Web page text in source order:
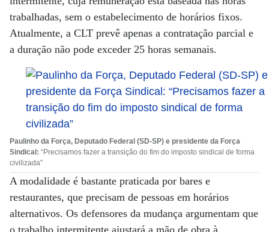
trabalhadas, sem o estabelecimento de horários fixos.
Atualmente, a CLT prevê apenas a contratação parcial e
a duração não pode exceder 25 horas semanais.
Paulinho da Força, Deputado Federal (SD-SP) e presidente da Força
Sindical: “Precisamos fazer a transição do fim do imposto sindical de forma
civilizada”
A modalidade é bastante praticada por bares e
restaurantes, que precisam de pessoas em horários
alternativos. Os defensores da mudança argumentam que
o trabalho intermitente ajustará a mão de obra à